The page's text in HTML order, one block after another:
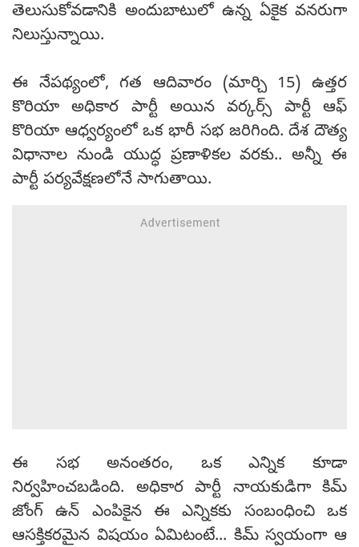
తెలుసుకోవడానికి అందుబాటులో ఉన్న ఏకైక వనరుగా
నిలుస్తున్నాయి.
ఈ నేపథ్యంలో, గత ఆదివారం (మార్చి 15) ఉత్తర
కొరియా అధికార పార్టీ అయిన వర్కర్స్ పార్టీ ఆఫ్
కొరియా ఆధ్వర్యంలో ఒక భారీ సభ జరిగింది. దేశ దౌత్య
విధానాల నుండి యుద్ధ ప్రణాళికల వరకు.. అన్నీ ఈ
పార్టీ పర్యవేక్షణలోనే సాగుతాయి.
ఈ సభ అనంతరం, ఒక ఎన్నిక కూడా
నిర్వహించబడింది. అధికార పార్టీ నాయకుడిగా కిమ్
జోంగ్ ఉన్ ఎంపికైన ఈ ఎన్నికకు సంబంధించి ఒక
ఆసక్తికరమైన విషయం ఏమిటంటే... కిమ్ స్వయంగా ఆ